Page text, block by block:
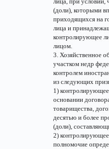
(доли), которыми
приходящихся на
лица и
контролирующее
лицом.
3. Хозяйственное
участком недр
контролем
из следующих
1)
основании
товарищества,
десятью и более
(доли),
2)
полномочие